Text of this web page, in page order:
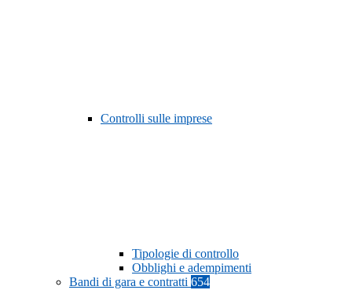
Controlli sulle imprese
Tipologie di controllo
Obblighi e adempimenti
Bandi di gara e contratti 654